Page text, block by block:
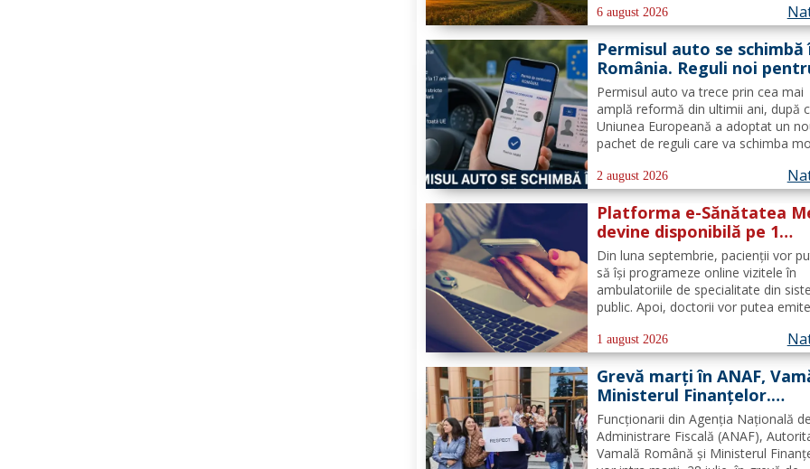
extreme vor fi în vigoare în acelaşi
mare parte din ţară: un cod de
unul de...
6 august 2026
Permisul auto se schimbă
România. Reguli noi
milioane de conducători
Permisul auto va trece prin cea mai
amplă reformă din ultimii ani, după
Uniunea Europeană a adoptat un
pachet de reguli care va schimba
documentului. România va trebui să
transpună noile prevederi în
națională până în 2028, iar cele...
2 august 2026
Platforma e-Sănătatea
devine disponibilă pe 1
septembrie: pacientul
utilizator direct al
digital de sănătate
Din luna septembrie, pacienții vor
să își programeze online vizitele în
ambulatoriile de specialitate din
public. Apoi, doctorii vor putea emite
direct prin noua platformă. Se fac
lucrări la platforma „e-Sănătatea
pentru aceste...
1 august 2026
Grevă marți în ANAF,
Ministerul Finanțelor.
Funcționarii se
cu protestul din sănătate
Funcționarii din Agenția Națională de
Administrare Fiscală (ANAF),
Vamală Română și Ministerul